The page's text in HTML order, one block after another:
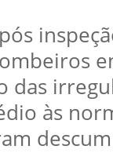
das
às